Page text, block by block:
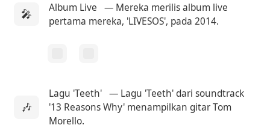
🎤 Album Live
— Mereka merilis album live
pertama mereka, 'LIVESOS', pada 2014.
🎶
Lagu 'Teeth' — Lagu 'Teeth' dari soundtrack
'13 Reasons Why' menampilkan gitar Tom
Morello.